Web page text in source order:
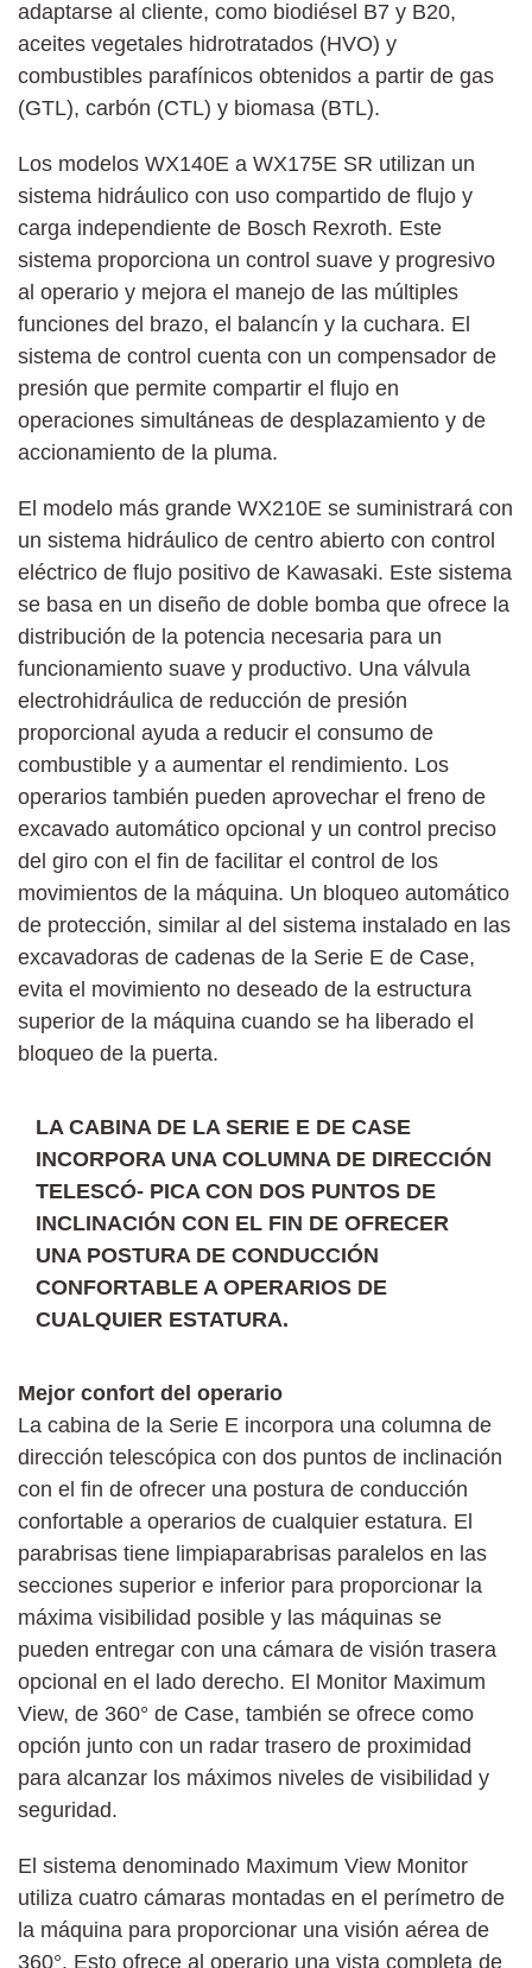
adaptarse al cliente, como biodiésel B7 y B20,
aceites vegetales hidrotratados (HVO) y
combustibles parafínicos obtenidos a partir de gas
(GTL), carbón (CTL) y biomasa (BTL).
Los modelos WX140E a WX175E SR utilizan un
sistema hidráulico con uso compartido de flujo y
carga independiente de Bosch Rexroth. Este
sistema proporciona un control suave y progresivo
al operario y mejora el manejo de las múltiples
funciones del brazo, el balancín y la cuchara. El
sistema de control cuenta con un compensador de
presión que permite compartir el flujo en
operaciones simultáneas de desplazamiento y de
accionamiento de la pluma.
El modelo más grande WX210E se suministrará con
un sistema hidráulico de centro abierto con control
eléctrico de flujo positivo de Kawasaki. Este sistema
se basa en un diseño de doble bomba que ofrece la
distribución de la potencia necesaria para un
funcionamiento suave y productivo. Una válvula
electrohidráulica de reducción de presión
proporcional ayuda a reducir el consumo de
combustible y a aumentar el rendimiento. Los
operarios también pueden aprovechar el freno de
excavado automático opcional y un control preciso
del giro con el fin de facilitar el control de los
movimientos de la máquina. Un bloqueo automático
de protección, similar al del sistema instalado en las
excavadoras de cadenas de la Serie E de Case,
evita el movimiento no deseado de la estructura
superior de la máquina cuando se ha liberado el
bloqueo de la puerta.
LA CABINA DE LA SERIE E DE CASE
INCORPORA UNA COLUMNA DE DIRECCIÓN
TELESCÓ- PICA CON DOS PUNTOS DE
INCLINACIÓN CON EL FIN DE OFRECER
UNA POSTURA DE CONDUCCIÓN
CONFORTABLE A OPERARIOS DE
CUALQUIER ESTATURA.
Mejor confort del operario
La cabina de la Serie E incorpora una columna de
dirección telescópica con dos puntos de inclinación
con el fin de ofrecer una postura de conducción
confortable a operarios de cualquier estatura. El
parabrisas tiene limpiaparabrisas paralelos en las
secciones superior e inferior para proporcionar la
máxima visibilidad posible y las máquinas se
pueden entregar con una cámara de visión trasera
opcional en el lado derecho. El Monitor Maximum
View, de 360° de Case, también se ofrece como
opción junto con un radar trasero de proximidad
para alcanzar los máximos niveles de visibilidad y
seguridad.
El sistema denominado Maximum View Monitor
utiliza cuatro cámaras montadas en el perímetro de
la máquina para proporcionar una visión aérea de
360°. Esto ofrece al operario una vista completa de